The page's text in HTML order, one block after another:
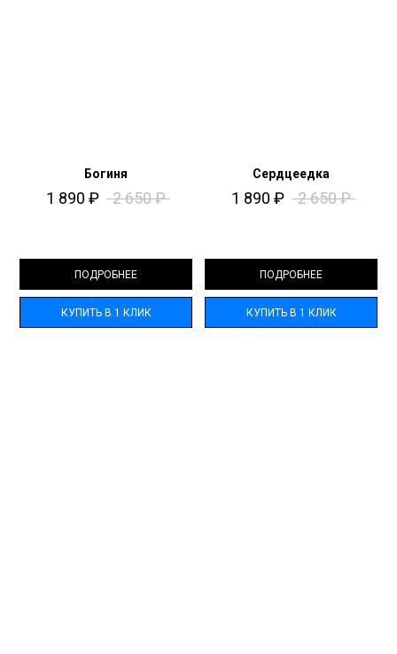
Богиня
1 890 ₽ 2 650₽
ПОДРОБНЕЕ
КУПИТЬ В 1 КЛИК
Сердцеедка
1 890 ₽ 2 650₽
ПОДРОБНЕЕ
КУПИТЬ В 1 КЛИК